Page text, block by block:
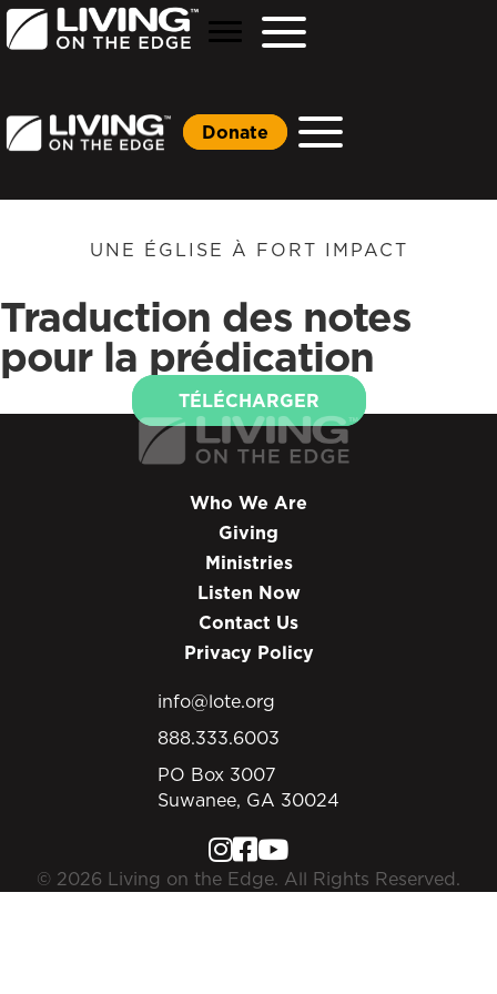
Donate
UNE ÉGLISE À FORT IMPACT
Traduction des notes
pour la prédication
TÉLÉCHARGER
Who We Are
Giving
Ministries
Listen Now
Contact Us
Privacy Policy
info@lote.org
888.333.6003
PO Box 3007
Suwanee, GA 30024
© 2026 Living on the Edge. All Rights Reserved.